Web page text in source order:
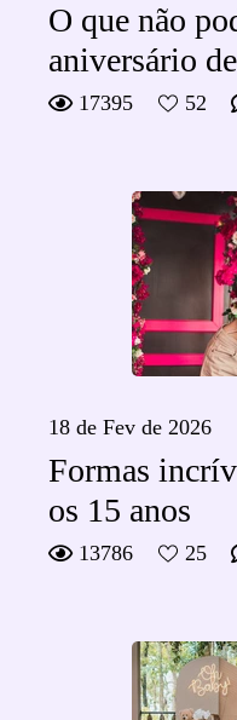
O que não
aniversário
17395 52
18 de Fev de 2026
Formas
os 15 anos
13786 25